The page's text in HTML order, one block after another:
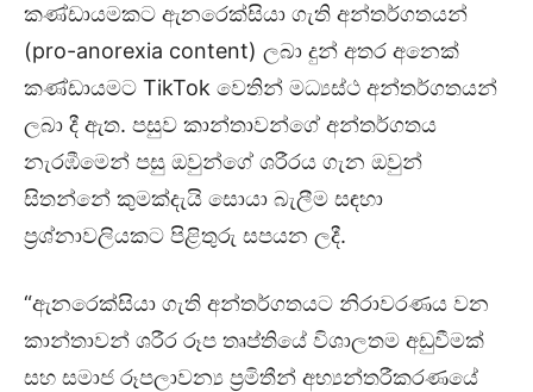
කණ්ඩායමකට ඇනරෙක්සියා ගැති අන්තර්ගතයන්
(pro-anorexia content) ලබා දුන් අතර අනෙක්
කණ්ඩායමට TikTok වෙතින් මධ්‍යස්ථ අන්තර්ගතයන්
ලබා දී ඇත. පසුව කාන්තාවන්ගේ අන්තර්ගතය
නැරඹීමෙන් පසු ඔවුන්ගේ ශරීරය ගැන ඔවුන්
සිතන්නේ කුමක්දැයි සොයා බැලීම සඳහා
ප්‍රශ්නාවලියකට පිළිතුරු සපයන ලදී.
“ඇනරෙක්සියා ගැති අන්තර්ගතයට නිරාවරණය වන
කාන්තාවන් ශරීර රූප තෘප්තියේ විශාලතම අඩුවීමක්
සහ සමාජ රූපලාවන්‍ය ප්‍රමිතීන් අභ්‍යන්තරීකරණයේ